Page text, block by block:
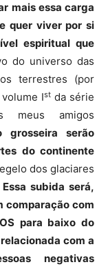
mais essa carga
quer viver por si
espiritual que
do universo das
terrestres (por
Ist da série
meus amigos
grosseira serão
do continente
dos glaciares
Essa subida será,
comparação com
para baixo do
com a
negativas